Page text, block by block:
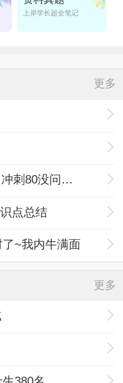
更多
最强政治结构图！五天全部背熟！冲刺80没问题！
点总结
~我内牛满面
更多